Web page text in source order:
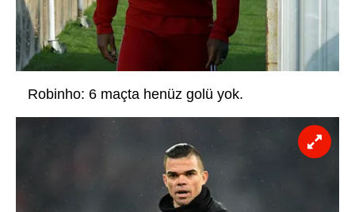
Robinho: 6 maçta henüz golü yok.